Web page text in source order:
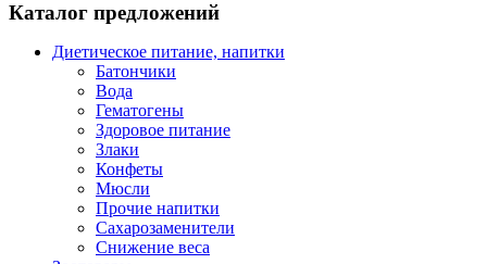
Каталог предложений
Диетическое питание, напитки
Батончики
Вода
Гематогены
Здоровое питание
Злаки
Конфеты
Мюсли
Прочие напитки
Сахарозаменители
Снижение веса